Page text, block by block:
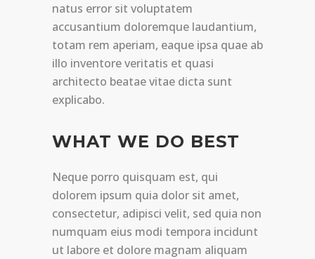
natus error sit voluptatem
accusantium doloremque laudantium,
totam rem aperiam, eaque ipsa quae ab
illo inventore veritatis et quasi
architecto beatae vitae dicta sunt
explicabo.
WHAT WE DO BEST
Neque porro quisquam est, qui
dolorem ipsum quia dolor sit amet,
consectetur, adipisci velit, sed quia non
numquam eius modi tempora incidunt
ut labore et dolore magnam aliquam